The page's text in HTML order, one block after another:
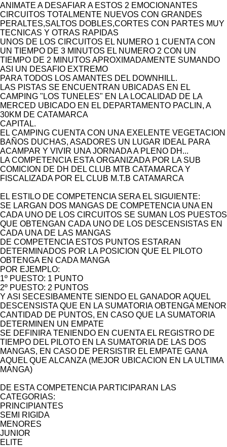
ANIMATE A DESAFIAR A ESTOS 2 EMOCIONANTES
CIRCUITOS TOTALMENTE NUEVOS CON GRANDES
PERALTES,SALTOS DOBLES,CORTES CON PARTES MUY
TECNICAS Y OTRAS RAPIDAS
UNOS DE LOS CIRCUITOS EL NUMERO 1 CUENTA CON
UN TIEMPO DE 3 MINUTOS EL NUMERO 2 CON UN
TIEMPO DE 2 MINUTOS APROXIMADAMENTE SUMANDO
ASI UN DESAFIO EXTREMO
PARA TODOS LOS AMANTES DEL DOWNHILL.
LAS PISTAS SE ENCUENTRAN UBICADAS EN EL
CAMPING "LOS TUNELES" EN LA LOCALIDAD DE LA
MERCED UBICADO EN EL DEPARTAMENTO PACLIN, A
30KM DE CATAMARCA
CAPITAL.
EL CAMPING CUENTA CON UNA EXELENTE VEGETACION
BAÑOS DUCHAS, ASADORES UN LUGAR IDEAL PARA
ACAMPAR Y VIVIR UNA JORNADA A PLENO DH...
LA COMPETENCIA ESTA ORGANIZADA POR LA SUB
COMICION DE DH DEL CLUB MTB CATAMARCA Y
FISCALIZADA POR EL CLUB M.T.B CATAMARCA
EL ESTILO DE COMPETENCIA SERA EL SIGUIENTE:
SE LARGAN DOS MANGAS DE COMPETENCIA UNA EN
CADA UNO DE LOS CIRCUITOS SE SUMAN LOS PUESTOS
QUE OBTENGAN CADA UNO DE LOS DESCENSISTAS EN
CADA UNA DE LAS MANGAS
DE COMPETENCIA ESTOS PUNTOS ESTARAN
DETERMINADOS POR LA POSICION QUE EL PILOTO
OBTENGA EN CADA MANGA
POR EJEMPLO:
1º PUESTO: 1 PUNTO
2º PUESTO: 2 PUNTOS
Y ASI SECESIBAMENTE SIENDO EL GANADOR AQUEL
DESCENSISTA QUE EN LA SUMATORIA OBTENGA MENOR
CANTIDAD DE PUNTOS, EN CASO QUE LA SUMATORIA
DETERMINEN UN EMPATE
SE DEFINIRA TENIENDO EN CUENTA EL REGISTRO DE
TIEMPO DEL PILOTO EN LA SUMATORIA DE LAS DOS
MANGAS, EN CASO DE PERSISTIR EL EMPATE GANA
AQUEL QUE ALCANZA (MEJOR UBICACION EN LA ULTIMA
MANGA)
DE ESTA COMPETENCIA PARTICIPARAN LAS
CATEGORIAS:
PRINCIPIANTES
SEMI RIGIDA
MENORES
JUNIOR
ELITE